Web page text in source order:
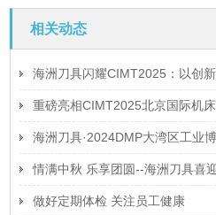
相关动态
海洲刀具闪耀CIMT2025：以创新技术开
重磅亮相CIMT2025北京国际机床展 ——“精密切削、高
海洲刀具·2024DMP大湾区工业博览会
情满中秋 乐享团圆--海洲刀具喜
做好定期体检 关注员工健康